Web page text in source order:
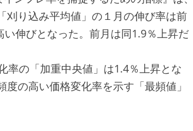
り込み平均値」の１月の伸び率は前
伸びとなった。前月は同1.9％上昇だ
率の「加重中央値」は1.4％上昇とな
の高い価格変化率を示す「最頻値」